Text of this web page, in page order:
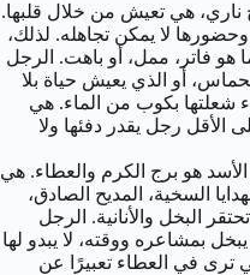
ناري، هي تعيش من خلال قلبها.
لا يمكن تجاهله. لذلك،
فاتر، ممل، أو باهت. الرجل
أو الذي يعيش حياة بلا
شعلتها بكوب من الماء. هي
الأقل رجل يقدر دفئها ولا
الأسد هو برج الكرم والعطاء. هي
السخية، المديح الصادق،
البخل والأنانية. الرجل
بمشاعره ووقته، لا يبدو لها
ترى في العطاء تعبيرًا عن